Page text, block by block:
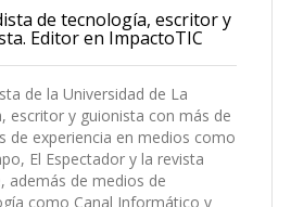
de tecnología, escritor y
Editor en ImpactoTIC
de la Universidad de La
escritor y guionista con más de
de experiencia en medios como
El Espectador y la revista
además de medios de
como Canal Informático y